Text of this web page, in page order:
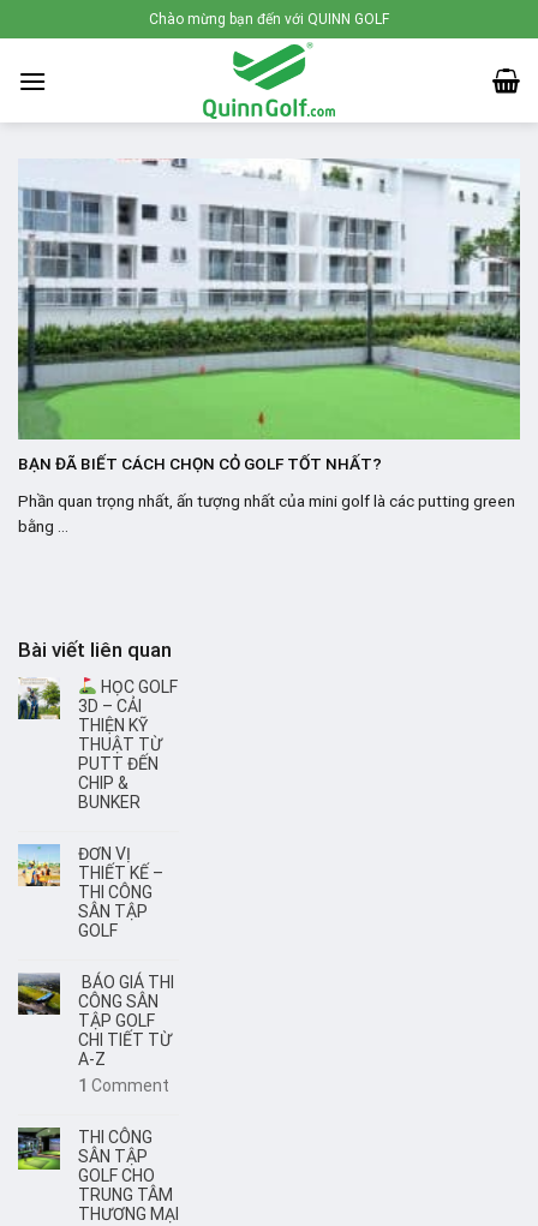
to
content
Chào mừng bạn đến với QUINN GOLF
BẠN ĐÃ BIẾT CÁCH CHỌN CỎ GOLF TỐT NHẤT?
Phần quan trọng nhất, ấn tượng nhất của mini golf là các putting green
bằng ...
Bài viết liên quan
HỌC GOLF
3D – CẢI
THIỆN KỸ
THUẬT TỪ
PUTT ĐẾN
CHIP &
BUNKER
ĐƠN VỊ
THIẾT KẾ –
THI CÔNG
SÂN TẬP
GOLF
BÁO GIÁ THI
CÔNG SÂN
TẬP GOLF
CHI TIẾT TỪ
A-Z
1 Comment
THI CÔNG
SÂN TẬP
GOLF CHO
TRUNG TÂM
THƯƠNG MẠI